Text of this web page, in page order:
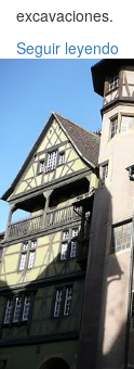
excavaciones.
Seguir leyendo